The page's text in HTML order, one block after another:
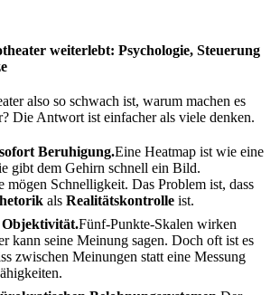
weiterlebt: Psychologie, Steuerung
also so schwach ist, warum machen es
Die Antwort ist einfacher als viele denken.
Beruhigung.Eine Heatmap ist wie eine
gibt dem Gehirn schnell ein Bild.
mögen Schnelligkeit. Das Problem ist, dass
als Realitätskontrolle ist.
Objektivität.Fünf-Punkte-Skalen wirken
kann seine Meinung sagen. Doch oft ist es
zwischen Meinungen statt eine Messung